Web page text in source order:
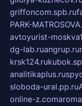
griffoncom.spb.ru
PARK-
avtoyurist-
dg-lab.ruangrup.ru
krsk124.ru
analitikaplus.ru
sloboda-ural.pp.ru
online-z.com